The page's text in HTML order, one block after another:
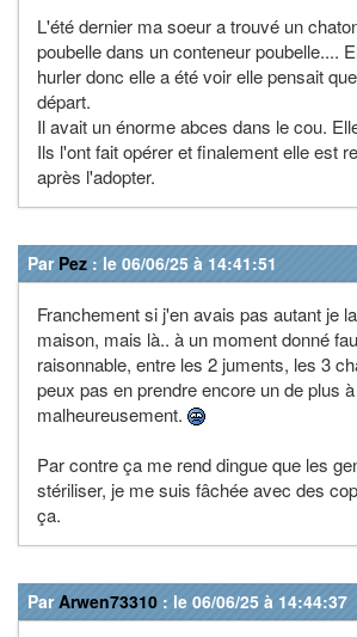
L'été dernier ma soeur a trouvé un
poubelle dans un conteneur poubelle....
hurler donc elle a été voir elle pensait
départ.
Il avait un énorme abces dans le cou.
Ils l'ont fait opérer et finalement elle est
après l'adopter.
Par Pez : le 06/06/25 à 14:41:51
Franchement si j'en avais pas autant je
maison, mais là.. à un moment donné
raisonnable, entre les 2 juments, les 3
peux pas en prendre encore un de plus
malheureusement.
Par contre ça me rend dingue que les
stériliser, je me suis fâchée avec des
ça.
ParArwen73310 : le 06/06/25 à 14:44:37